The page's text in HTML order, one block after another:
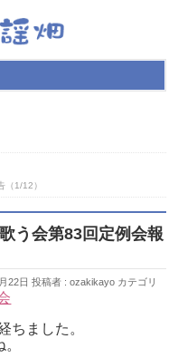
（1/12）
う会第83回定例会報
22日 投稿者 :ozakikayo カテゴリ
ちました。